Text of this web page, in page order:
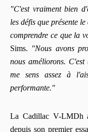
"C'est vraiment bien
les défis que présente
comprendre ce que la
Sims. "Nous avons
nous améliorons.
me sens assez à
performante."
La Cadillac V-LMDh
depuis son premier